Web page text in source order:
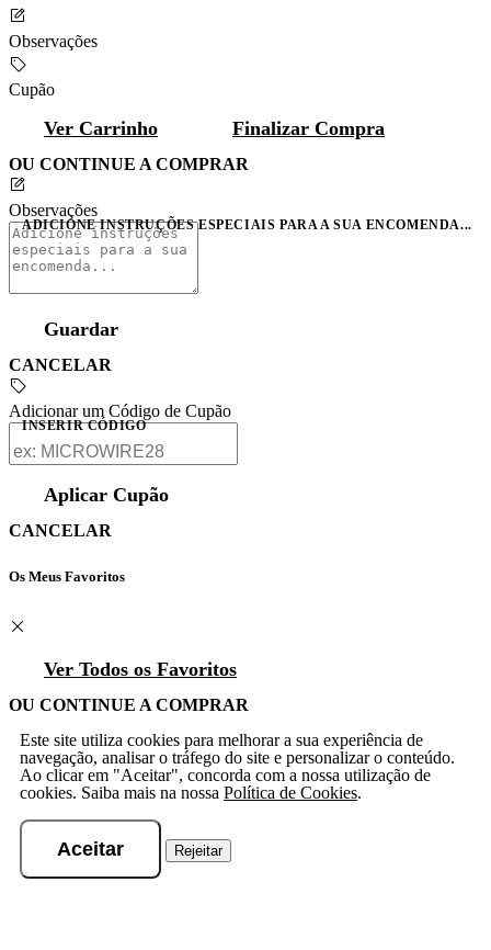
Observações
Cupão
Ver Carrinho Finalizar Compra
OU CONTINUE A COMPRAR
Observações
ADICIONE INSTRUÇÕES ESPECIAIS PARA A SUA ENCOMENDA...
Guardar
CANCELAR
Adicionar um Código de Cupão
INSERIR CÓDIGO
Aplicar Cupão
CANCELAR
Os Meus Favoritos
Ver Todos os Favoritos
OU CONTINUE A COMPRAR
Este site utiliza cookies para melhorar a sua experiência de
navegação, analisar o tráfego do site e personalizar o conteúdo.
Ao clicar em "Aceitar", concorda com a nossa utilização de
cookies. Saiba mais na nossa Política de Cookies.
Aceitar Rejeitar